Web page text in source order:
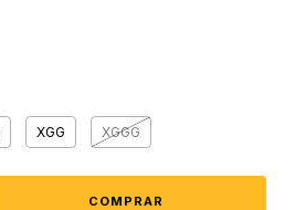
XGG XGGG